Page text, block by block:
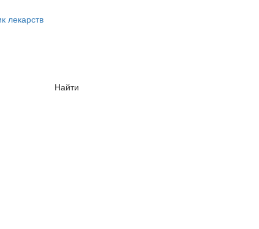
лекарств
Найти